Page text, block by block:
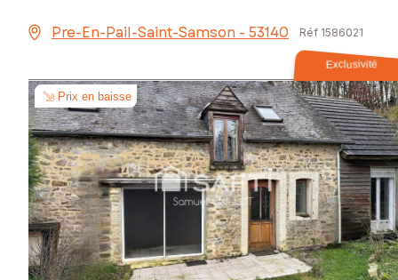
Pre-En-Pail-Saint-Samson - 53140 Réf 1586021
Exclusivité
Prix en baisse